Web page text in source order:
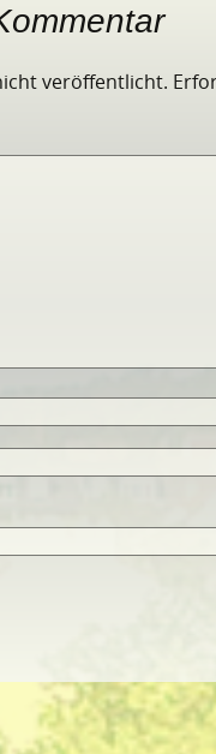
veröffentlicht.